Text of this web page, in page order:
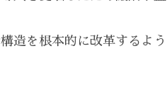
造を根本的に改革するよ